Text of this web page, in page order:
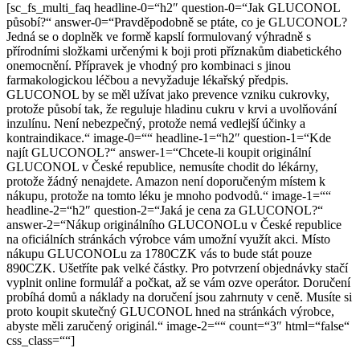
[sc_fs_multi_faq headline-0=“h2″ question-0=“Jak GLUCONOL
působí?“ answer-0=“Pravděpodobně se ptáte, co je GLUCONOL?
Jedná se o doplněk ve formě kapslí formulovaný výhradně s
přírodními složkami určenými k boji proti příznakům diabetického
onemocnění. Přípravek je vhodný pro kombinaci s jinou
farmakologickou léčbou a nevyžaduje lékařský předpis.
GLUCONOL by se měl užívat jako prevence vzniku cukrovky,
protože působí tak, že reguluje hladinu cukru v krvi a uvolňování
inzulínu. Není nebezpečný, protože nemá vedlejší účinky a
kontraindikace.“ image-0=““ headline-1=“h2″ question-1=“Kde
najít GLUCONOL?“ answer-1=“Chcete-li koupit originální
GLUCONOL v České republice, nemusíte chodit do lékárny,
protože žádný nenajdete. Amazon není doporučeným místem k
nákupu, protože na tomto léku je mnoho podvodů.“ image-1=““
headline-2=“h2″ question-2=“Jaká je cena za GLUCONOL?“
answer-2=“Nákup originálního GLUCONOLu v České republice
na oficiálních stránkách výrobce vám umožní využít akci. Místo
nákupu GLUCONOLu za 1780CZK vás to bude stát pouze
890CZK. Ušetříte pak velké částky. Pro potvrzení objednávky stačí
vyplnit online formulář a počkat, až se vám ozve operátor. Doručení
probíhá domů a náklady na doručení jsou zahrnuty v ceně. Musíte si
proto koupit skutečný GLUCONOL hned na stránkách výrobce,
abyste měli zaručený originál.“ image-2=““ count=“3″ html=“false“
css_class=““]